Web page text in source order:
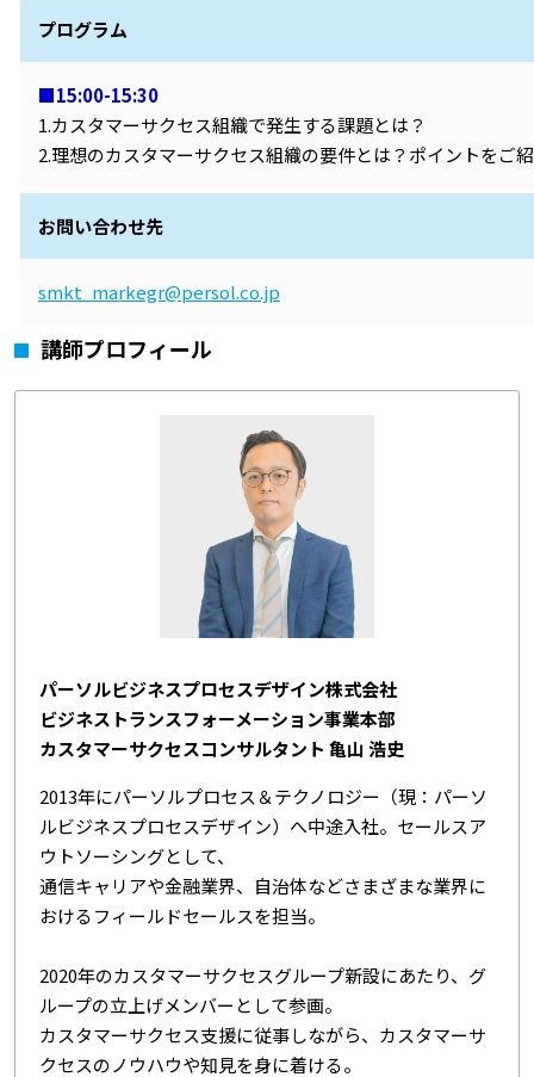
プログラム
■15:00-15:30
1.カスタマーサクセス組織で発生する課題とは？
2.理想のカスタマーサクセス組織の要件とは？ポイントをご
お問い合わせ先
smkt_markegr@persol.co.jp
講師プロフィール
パーソルビジネスプロセスデザイン株式会社
ビジネストランスフォーメーション事業本部
カスタマーサクセスコンサルタント 亀山 浩史
2013年にパーソルプロセス＆テクノロジー（現：パーソ
ルビジネスプロセスデザイン）へ中途入社。セールスア
ウトソーシングとして、
通信キャリアや金融業界、自治体などさまざまな業界に
おけるフィールドセールスを担当。
2020年のカスタマーサクセスグループ新設にあたり、グ
ループの立上げメンバーとして参画。
カスタマーサクセス支援に従事しながら、カスタマーサ
クセスのノウハウや知見を身に着ける。